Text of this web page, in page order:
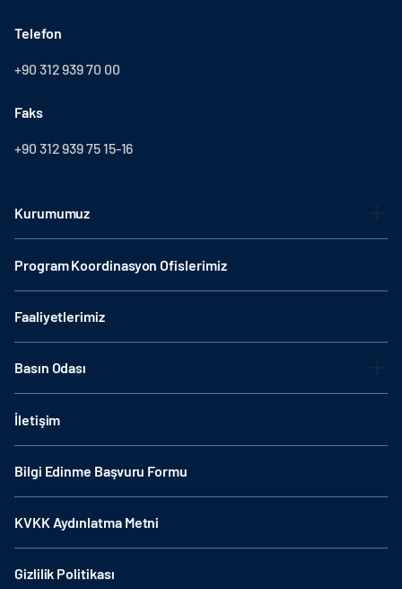
Telefon
+90 312 939 70 00
Faks
+90 312 939 75 15-16
Kurumumuz
Program Koordinasyon Ofislerimiz
Faaliyetlerimiz
Basın Odası
İletişim
Bilgi Edinme Başvuru Formu
KVKK Aydınlatma Metni
Gizlilik Politikası